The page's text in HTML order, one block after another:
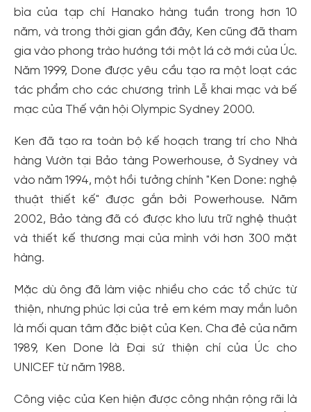
bìa của tạp chí Hanako hàng tuần trong hơn 10
năm, và trong thời gian gần đây, Ken cũng đã tham
gia vào phong trào hướng tới một lá cờ mới của Úc.
Năm 1999, Done được yêu cầu tạo ra một loạt các
tác phẩm cho các chương trình Lễ khai mạc và bế
mạc của Thế vận hội Olympic Sydney 2000.
Ken đã tạo ra toàn bộ kế hoạch trang trí cho Nhà
hàng Vườn tại Bảo tàng Powerhouse, ở Sydney và
vào năm 1994, một hồi tưởng chính "Ken Done: nghệ
thuật thiết kế" được gắn bởi Powerhouse. Năm
2002, Bảo tàng đã có được kho lưu trữ nghệ thuật
và thiết kế thương mại của mình với hơn 300 mặt
hàng.
Mặc dù ông đã làm việc nhiều cho các tổ chức từ
thiện, nhưng phúc lợi của trẻ em kém may mắn luôn
là mối quan tâm đặc biệt của Ken. Cha đẻ của năm
1989, Ken Done là Đại sứ thiện chí của Úc cho
UNICEF từ năm 1988.
Công việc của Ken hiện được công nhận rộng rãi là